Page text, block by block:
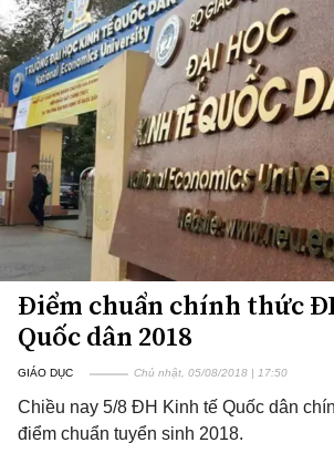
Điểm chuẩn chính thức
Quốc dân 2018
GIÁO DỤC Chủ nhật, 05/08/2018 | 17:50
Chiều nay 5/8 ĐH Kinh tế Quốc dân
điểm chuẩn tuyển sinh 2018.